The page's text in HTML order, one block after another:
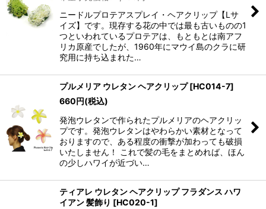
ニードルプロテアスプレイ・ヘアクリップ【Lサ
イズ】です。現存する花の中では最も古いものの1
つといわれているプロテアは、もともとは南アフ
リカ原産でしたが、1960年にマウイ島のクラに研
究用に持ち込まれた…
プルメリア ウレタン ヘアクリップ [HC014-7]
660円(税込)
発泡ウレタンで作られたプルメリアのヘアクリッ
プです。発泡ウレタンはやわらかい素材となって
おりますので、ある程度の衝撃が加わっても破損
いたしません！ これで髪の毛をまとめれば、ほん
の少しハワイが近づい…
ティアレ ウレタン ヘアクリップ フラダンス ハワ
イアン 髪飾り [HC020-1]